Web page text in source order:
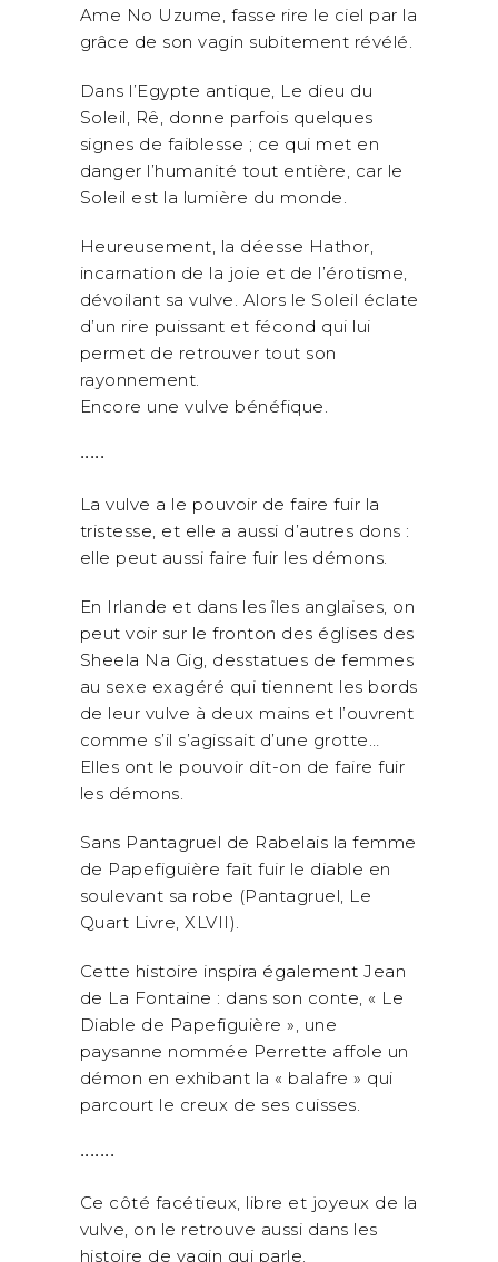
Ame No Uzume, fasse rire le ciel par la
grâce de son vagin subitement révélé.
Dans l’Egypte antique, Le dieu du
Soleil, Rê, donne parfois quelques
signes de faiblesse ; ce qui met en
danger l’humanité tout entière, car le
Soleil est la lumière du monde.
Heureusement, la déesse Hathor,
incarnation de la joie et de l’érotisme,
dévoilant sa vulve. Alors le Soleil éclate
d’un rire puissant et fécond qui lui
permet de retrouver tout son
rayonnement.
Encore une vulve bénéfique.
•••••
La vulve a le pouvoir de faire fuir la
tristesse, et elle a aussi d’autres dons :
elle peut aussi faire fuir les démons.
En Irlande et dans les îles anglaises, on
peut voir sur le fronton des églises des
Sheela Na Gig, desstatues de femmes
au sexe exagéré qui tiennent les bords
de leur vulve à deux mains et l’ouvrent
comme s’il s’agissait d’une grotte…
Elles ont le pouvoir dit-on de faire fuir
les démons.
Sans Pantagruel de Rabelais la femme
de Papefiguière fait fuir le diable en
soulevant sa robe (Pantagruel, Le
Quart Livre, XLVII).
Cette histoire inspira également Jean
de La Fontaine : dans son conte, « Le
Diable de Papefiguière », une
paysanne nommée Perrette affole un
démon en exhibant la « balafre » qui
parcourt le creux de ses cuisses.
•••••••
Ce côté facétieux, libre et joyeux de la
vulve, on le retrouve aussi dans les
histoire de vagin qui parle.